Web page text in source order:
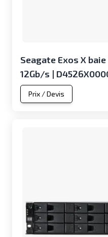
Seagate Exos X
12Gb/s |
Prix / Devis